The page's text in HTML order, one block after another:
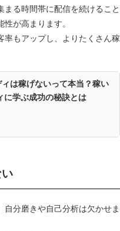
る時間帯に配信を続けること
が高まります。
もアップし、よりたくさん稼
は稼げないって本当？稼い
に学ぶ成功の秘訣とは
分磨きや自己分析は欠かせま